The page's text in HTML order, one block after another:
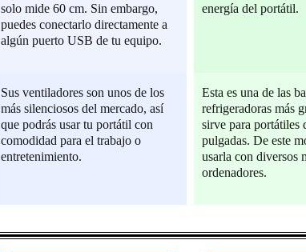
solo mide 60 cm. Sin embargo,
puedes conectarlo directamente a
algún puerto USB de tu equipo.
Sus ventiladores son unos de los
más silenciosos del mercado, así
que podrás usar tu portátil con
comodidad para el trabajo o
entretenimiento.
energía del portátil.
Esta es una de las
refrigeradoras más
sirve para portátiles
pulgadas. De este
usarla con diversos
ordenadores.